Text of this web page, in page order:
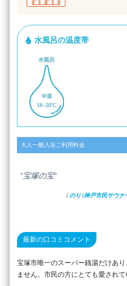
水風呂の温度帯
大人一般入浴ご利用料金
”宝塚の宝”
( のり (神戸市民サウナ
最新の口コミコメント
宝塚市唯一のスーパー銭湯だけあ
ません。市民の方にとても愛されて